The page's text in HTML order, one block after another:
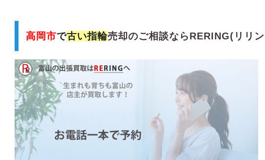
高岡市で古い指輪売却のご相談ならRERING(リリ